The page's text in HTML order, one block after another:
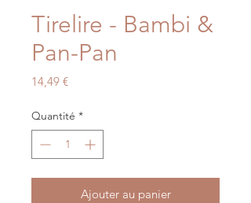
Tirelire - Bambi &
Pan-Pan
14,49 €Prix
Quantité *
Ajouter au panier